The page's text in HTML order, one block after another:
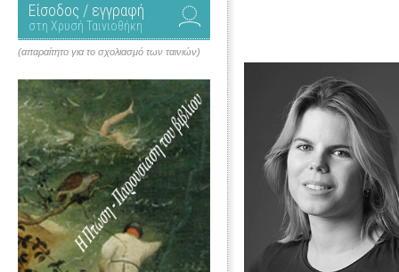
Είσοδος / εγγραφή
στη Χρυσή Ταινιοθήκη
(απαραίτητο για το σχολιασμό των ταινιών)